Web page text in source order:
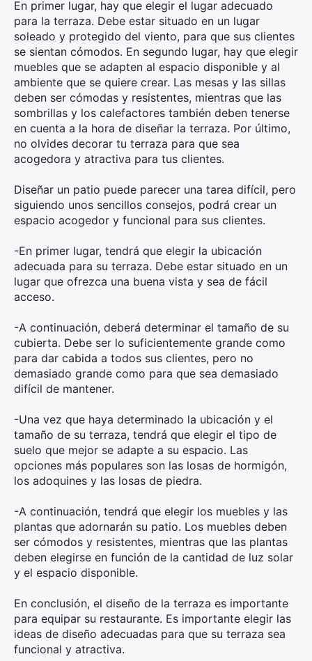
En primer lugar, hay que elegir el lugar adecuado
para la terraza. Debe estar situado en un lugar
soleado y protegido del viento, para que sus clientes
se sientan cómodos. En segundo lugar, hay que elegir
muebles que se adapten al espacio disponible y al
ambiente que se quiere crear. Las mesas y las sillas
deben ser cómodas y resistentes, mientras que las
sombrillas y los calefactores también deben tenerse
en cuenta a la hora de diseñar la terraza. Por último,
no olvides decorar tu terraza para que sea
acogedora y atractiva para tus clientes.
Diseñar un patio puede parecer una tarea difícil, pero
siguiendo unos sencillos consejos, podrá crear un
espacio acogedor y funcional para sus clientes.
-En primer lugar, tendrá que elegir la ubicación
adecuada para su terraza. Debe estar situado en un
lugar que ofrezca una buena vista y sea de fácil
acceso.
-A continuación, deberá determinar el tamaño de su
cubierta. Debe ser lo suficientemente grande como
para dar cabida a todos sus clientes, pero no
demasiado grande como para que sea demasiado
difícil de mantener.
-Una vez que haya determinado la ubicación y el
tamaño de su terraza, tendrá que elegir el tipo de
suelo que mejor se adapte a su espacio. Las
opciones más populares son las losas de hormigón,
los adoquines y las losas de piedra.
-A continuación, tendrá que elegir los muebles y las
plantas que adornarán su patio. Los muebles deben
ser cómodos y resistentes, mientras que las plantas
deben elegirse en función de la cantidad de luz solar
y el espacio disponible.
En conclusión, el diseño de la terraza es importante
para equipar su restaurante. Es importante elegir las
ideas de diseño adecuadas para que su terraza sea
funcional y atractiva.